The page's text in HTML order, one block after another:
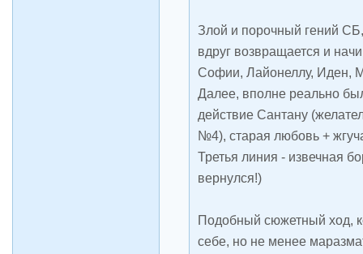
Злой и порочный гений
вдруг возвращается и
Софии, Лайонеллу, Иден,
Далее, вполне реально
действие Сантану
№4), старая любовь +
Третья линия - извечная
вернулся!)
Подобный сюжетный ход,
себе, но не менее